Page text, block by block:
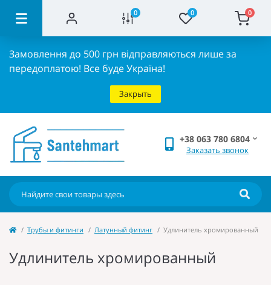
0 0 0
Замовлення до 500 грн відправляються лише за
передоплатою! Все буде Україна!
Закрыть
+38 063 780 6804
Заказать звонок
Трубы и фитинги Латунный фитинг Удлинитель хромированный
Удлинитель хромированный